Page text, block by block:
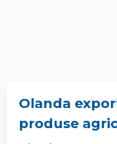
Olanda
produse